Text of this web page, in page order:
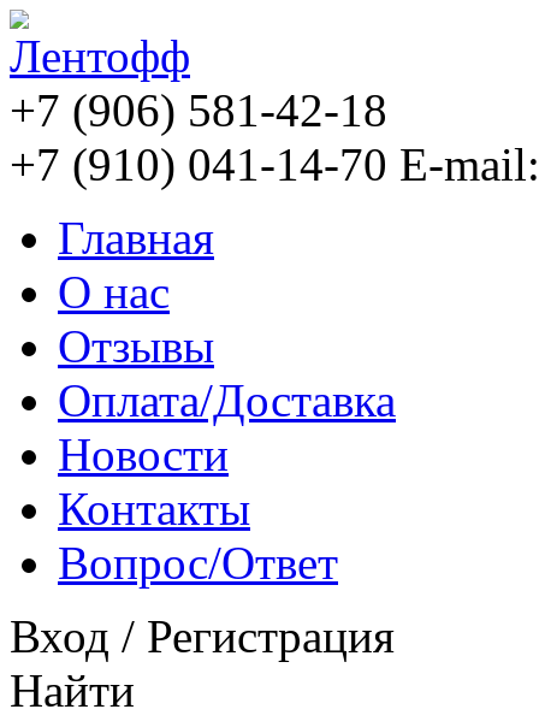
+7 (906) 581-42-18
+7 (910) 041-14-70 E-
Главная
О нас
Отзывы
Оплата/Доставка
Новости
Контакты
Вопрос/Ответ
Вход / Регистрация
Найти